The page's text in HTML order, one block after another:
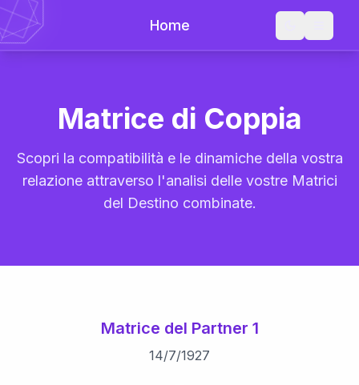
Home
Matrice di Coppia
Scopri la compatibilità e le dinamiche della vostra
relazione attraverso l'analisi delle vostre Matrici
del Destino combinate.
Matrice del Partner 1
14/7/1927